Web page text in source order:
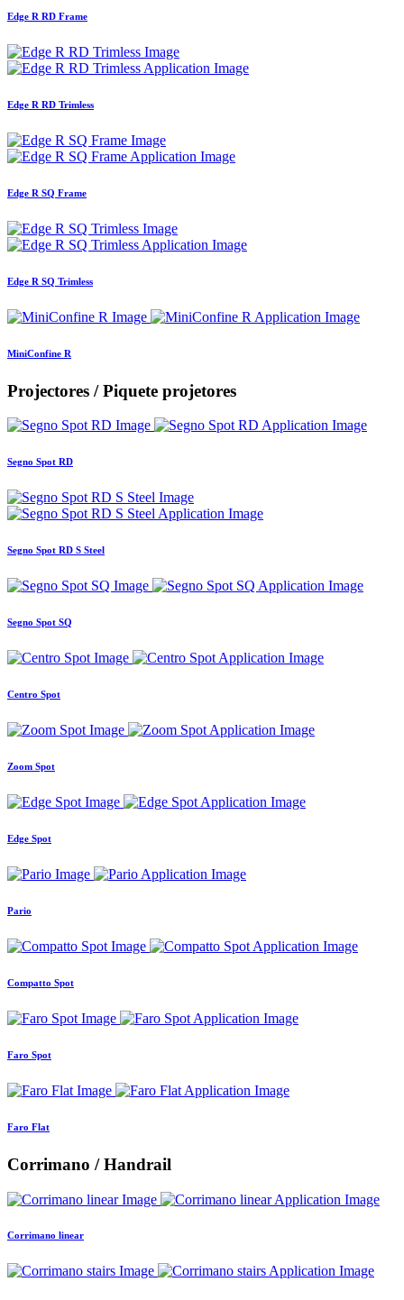
Edge R RD Frame
Edge R RD Trimless
Edge R SQ Frame
Edge R SQ Trimless
MiniConfine R
Projectores / Piquete projetores
Segno Spot RD
Segno Spot RD S Steel
Segno Spot SQ
Centro Spot
Zoom Spot
Edge Spot
Pario
Compatto Spot
Faro Spot
Faro Flat
Corrimano / Handrail
Corrimano linear